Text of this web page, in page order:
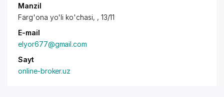
Manzil
Farg'ona yo'li ko'chasi, , 13/11
E-mail
elyor677@gmail.com
Sayt
online-broker.uz